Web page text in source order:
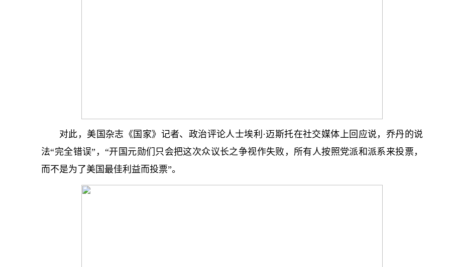
对此，美国杂志《国家》记者、政治评论人士埃利·迈斯托在社交媒体上回应说，乔丹的说
法“完全错误”，“开国元勋们只会把这次众议长之争视作失败，所有人按照党派和派系来投票，
而不是为了美国最佳利益而投票”。